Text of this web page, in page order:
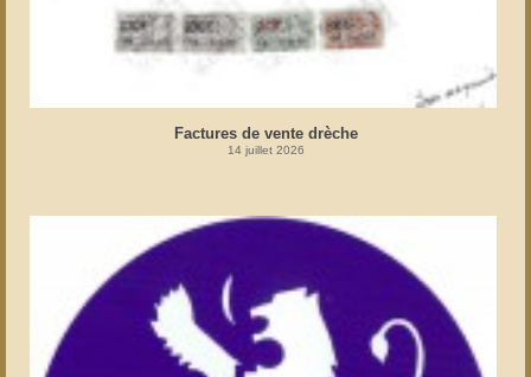
Factures de vente drèche
14 juillet 2026